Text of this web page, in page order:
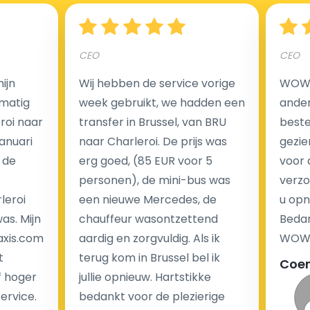
Hoeveel kost een luchthaven taxi transfer?
Een van de meest aantrekkelijke voordelen van
luchthaventaxi's is een vast tarief voor uw rit. In
tegenstelling tot traditionele taxi's met taxameter
brengen wij u geen extra kosten in rekening voor de
nachtrit.
We hebben geen ophaaltarief of extra kosten voor
wachttijd als uw vlucht vertraging heeft.
Kijk op onze website voor meer informatie over uw
transferkosten. Ons boekingsformulier bevat alle
mogelijke extra's die u kunt kiezen en de prijs die u
krijgt is transparant voor een passagier en een
naar
Mijn
hoger
CEO
Wij hebben de service vorige
week gebruikt, we hadden een
transfer in Brussel, van BRU
naar Charleroi. De prijs was
erg goed, (85 EUR voor 5
personen), de mini-bus was
een nieuwe Mercedes, de
chauffeur wasontzettend
aardig en zorgvuldig. Als ik
terug kom in Brussel bel ik
jullie opnieuw. Hartstikke
bedankt voor de plezierige
CEO
voor
u